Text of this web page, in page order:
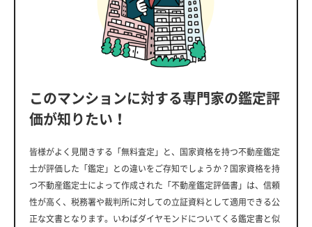
このマンションに対する専門家の鑑定評
価が知りたい！
皆様がよく見聞きする「無料査定」と、国家資格を持つ不動産鑑定
士が評価した「鑑定」との違いをご存知でしょうか？国家資格を持
つ不動産鑑定士によって作成された「不動産鑑定評価書」は、信頼
性が高く、税務署や裁判所に対しての立証資料として適用できる公
正な文書となります。いわばダイヤモンドについてくる鑑定書と似